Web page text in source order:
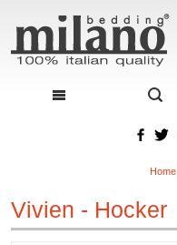
Home
Vivien - Hocker